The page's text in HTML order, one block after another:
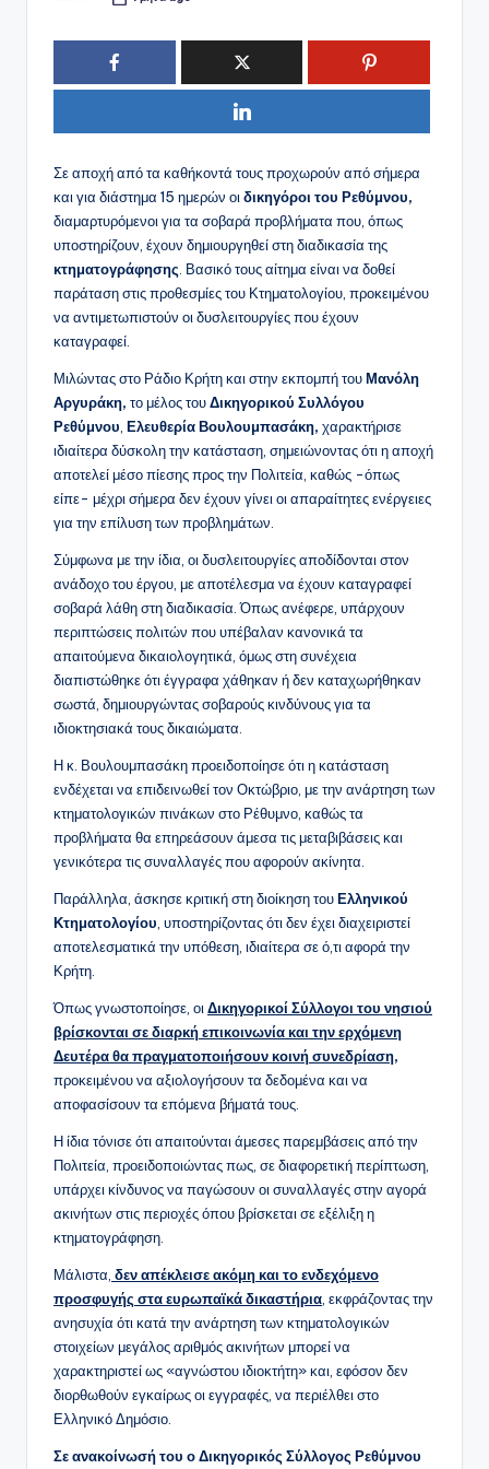
Σε αποχή από τα καθήκοντά τους προχωρούν από σήμερα
και για διάστημα 15 ημερών οι δικηγόροι του Ρεθύμνου,
διαμαρτυρόμενοι για τα σοβαρά προβλήματα που, όπως
υποστηρίζουν, έχουν δημιουργηθεί στη διαδικασία της
κτηματογράφησης . Βασικό τους αίτημα είναι να δοθεί
παράταση στις προθεσμίες του Κτηματολογίου, προκειμένου
να αντιμετωπιστούν οι δυσλειτουργίες που έχουν
καταγραφεί.
Μιλώντας στο Ράδιο Κρήτη και στην εκπομπή τουΜανόλη
Αργυράκη, το μέλος τουΔικηγορικού Συλλόγου
Ρεθύμνου Ελευθερία Βουλουμπασάκη, χαρακτήρισε
ιδιαίτερα δύσκολη την κατάσταση, σημειώνοντας ότι η αποχή
αποτελεί μέσο πίεσης προς την Πολιτεία, καθώς -όπως
είπε- μέχρι σήμερα δεν έχουν γίνει οι απαραίτητες ενέργειες
για την επίλυση των προβλημάτων.
Σύμφωνα με την ίδια, οι δυσλειτουργίες αποδίδονται στον
ανάδοχο του έργου, με αποτέλεσμα να έχουν καταγραφεί
σοβαρά λάθη στη διαδικασία. Όπως ανέφερε, υπάρχουν
περιπτώσεις πολιτών που υπέβαλαν κανονικά τα
απαιτούμενα δικαιολογητικά, όμως στη συνέχεια
διαπιστώθηκε ότι έγγραφα χάθηκαν ή δεν καταχωρήθηκαν
σωστά, δημιουργώντας σοβαρούς κινδύνους για τα
ιδιοκτησιακά τους δικαιώματα.
Η κ. Βουλουμπασάκη προειδοποίησε ότι η κατάσταση
ενδέχεται να επιδεινωθεί τον Οκτώβριο, με την ανάρτηση των
κτηματολογικών πινάκων στο Ρέθυμνο, καθώς τα
προβλήματα θα επηρεάσουν άμεσα τις μεταβιβάσεις και
γενικότερα τις συναλλαγές που αφορούν ακίνητα.
Παράλληλα, άσκησε κριτική στη διοίκηση τουΕλληνικού
Κτηματολογίου , υποστηρίζοντας ότι δεν έχει διαχειριστεί
αποτελεσματικά την υπόθεση, ιδιαίτερα σε ό,τι αφορά την
Κρήτη.
Όπως γνωστοποίησε, οι Δικηγορικοί Σύλλογοι του νησιού
βρίσκονται σε διαρκή επικοινωνία και την ερχόμενη
Δευτέρα θα πραγματοποιήσουν κοινή συνεδρίαση,
προκειμένου να αξιολογήσουν τα δεδομένα και να
αποφασίσουν τα επόμενα βήματά τους.
Η ίδια τόνισε ότι απαιτούνται άμεσες παρεμβάσεις από την
Πολιτεία, προειδοποιώντας πως, σε διαφορετική περίπτωση,
υπάρχει κίνδυνος να παγώσουν οι συναλλαγές στην αγορά
ακινήτων στις περιοχές όπου βρίσκεται σε εξέλιξη η
κτηματογράφηση.
Μάλιστα, δεν απέκλεισε ακόμη και το ενδεχόμενο
προσφυγής στα ευρωπαϊκά δικαστήρια , εκφράζοντας την
ανησυχία ότι κατά την ανάρτηση των κτηματολογικών
στοιχείων μεγάλος αριθμός ακινήτων μπορεί να
χαρακτηριστεί ως «αγνώστου ιδιοκτήτη» και, εφόσον δεν
διορθωθούν εγκαίρως οι εγγραφές, να περιέλθει στο
Ελληνικό Δημόσιο.
Σε ανακοίνωσή του ο Δικηγορικός Σύλλογος Ρεθύμνου